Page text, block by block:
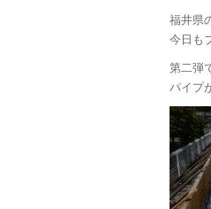
福井県
今日も
第二弾
パイプ